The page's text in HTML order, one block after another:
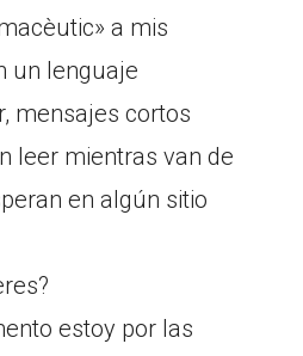
a mis
un lenguaje
mensajes cortos
leer mientras van de
en algún sitio
estoy por las